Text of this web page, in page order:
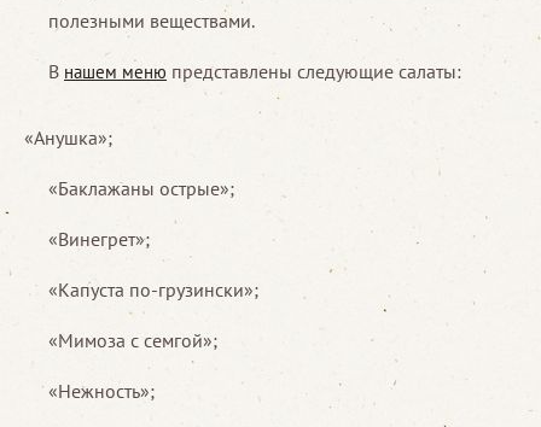
полезными веществами.
В нашем меню представлены следующие салаты:
«Анушка»;
«Баклажаны острые»;
«Винегрет»;
«Капуста по-грузински»;
«Мимоза с семгой»;
«Нежность»;